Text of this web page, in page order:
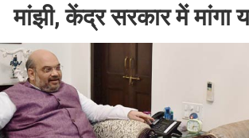
मांझी, केंद्र सरकार में मांगा